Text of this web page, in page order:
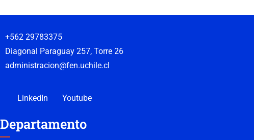
+562 29783375
Diagonal Paraguay 257, Torre 26
administracion@fen.uchile.cl
LinkedIn Youtube
Departamento